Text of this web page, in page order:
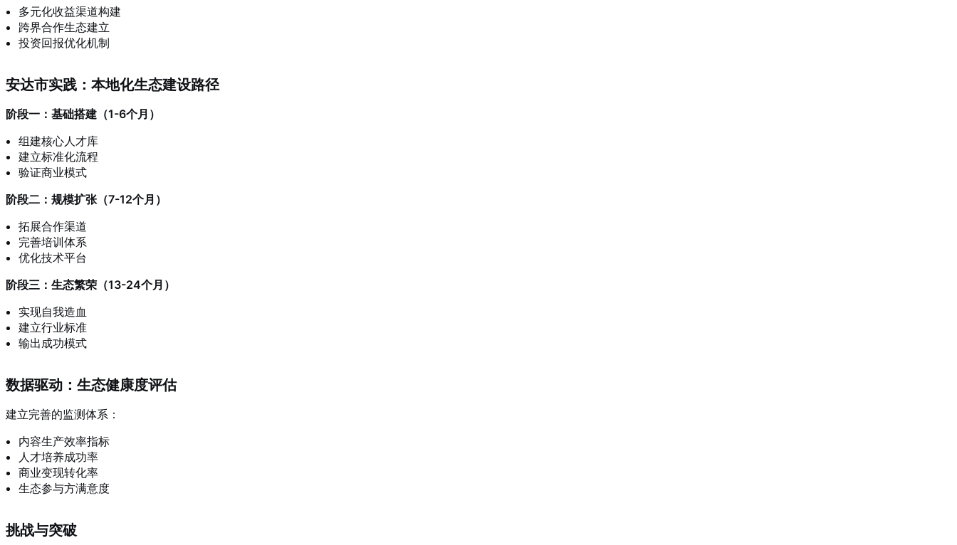
多元化收益渠道构建
跨界合作生态建立
投资回报优化机制
安达市实践：本地化生态建设路径
阶段一：基础搭建（1-6个月）
组建核心人才库
建立标准化流程
验证商业模式
阶段二：规模扩张（7-12个月）
拓展合作渠道
完善培训体系
优化技术平台
阶段三：生态繁荣（13-24个月）
实现自我造血
建立行业标准
输出成功模式
数据驱动：生态健康度评估
建立完善的监测体系：
内容生产效率指标
人才培养成功率
商业变现转化率
生态参与方满意度
挑战与突破